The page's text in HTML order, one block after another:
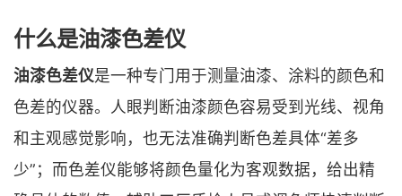
什么是油漆色差仪
油漆色差仪是一种专门用于测量油漆、涂料的颜色和
色差的仪器。人眼判断油漆颜色容易受到光线、视角
和主观感觉影响，也无法准确判断色差具体“差多
少”；而色差仪能够将颜色量化为客观数据，给出精